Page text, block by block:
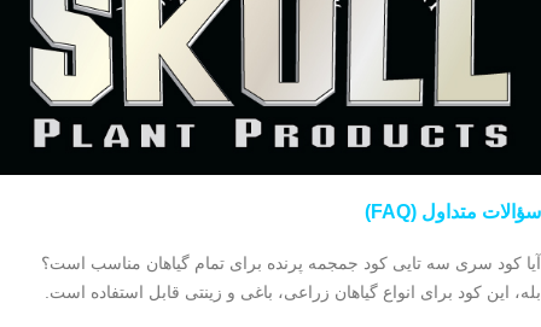
سؤالات متداول (FAQ)
آیا کود سری سه تایی کود جمجمه پرنده برای تمام گیاهان مناسب است؟
بله، این کود برای انواع گیاهان زراعی، باغی و زینتی قابل استفاده است.